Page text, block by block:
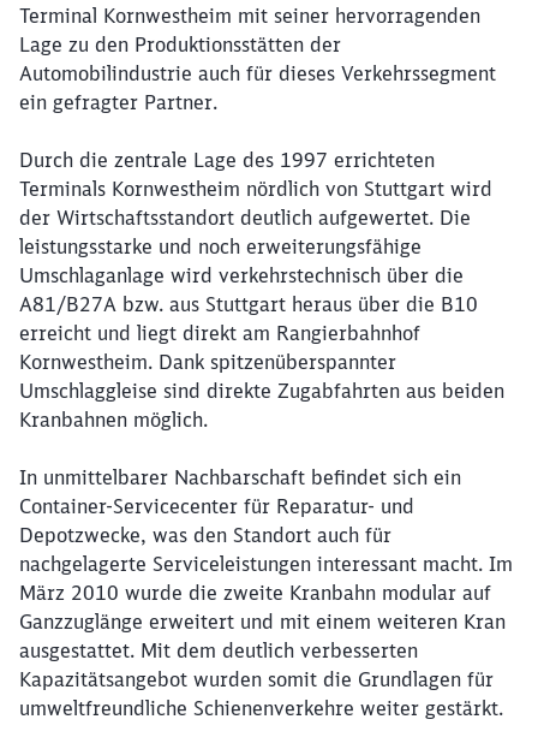
Terminal Kornwestheim mit seiner hervorragenden
Lage zu den Produktionsstätten der
Automobilindustrie auch für dieses Verkehrssegment
ein gefragter Partner.
Durch die zentrale Lage des 1997 errichteten
Terminals Kornwestheim nördlich von Stuttgart wird
der Wirtschaftsstandort deutlich aufgewertet. Die
leistungsstarke und noch erweiterungsfähige
Umschlaganlage wird verkehrstechnisch über die
A81/B27A bzw. aus Stuttgart heraus über die B10
erreicht und liegt direkt am Rangierbahnhof
Kornwestheim. Dank spitzenüberspannter
Umschlaggleise sind direkte Zugabfahrten aus beiden
Kranbahnen möglich.
In unmittelbarer Nachbarschaft befindet sich ein
Container-Servicecenter für Reparatur- und
Depotzwecke, was den Standort auch für
nachgelagerte Serviceleistungen interessant macht. Im
März 2010 wurde die zweite Kranbahn modular auf
Ganzzuglänge erweitert und mit einem weiteren Kran
ausgestattet. Mit dem deutlich verbesserten
Kapazitätsangebot wurden somit die Grundlagen für
umweltfreundliche Schienenverkehre weiter gestärkt.
Schließen
Möchten Sie zuweitergeleitet
werden?
Abbrechen Weiter